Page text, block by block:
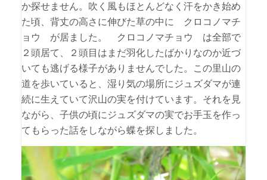
か探せません。吹く風もほとんどなく汗をかき始め
た頃、背丈の高さに伸びた草の中に クロコノマチ
ョウ が居ました。 クロコノマチョウ は全部で
２頭居て、２頭目はまだ羽化したばかりなのか近づ
いても逃げる様子がありませんでした。この里山の
道を歩いていると、湿り気の場所にジュズダマが連
続に生えていて沢山の実を付けています。それを見
ながら、子供の頃にジュズダマの実でお手玉を作っ
てもらった話をしながら蝶を探しました。